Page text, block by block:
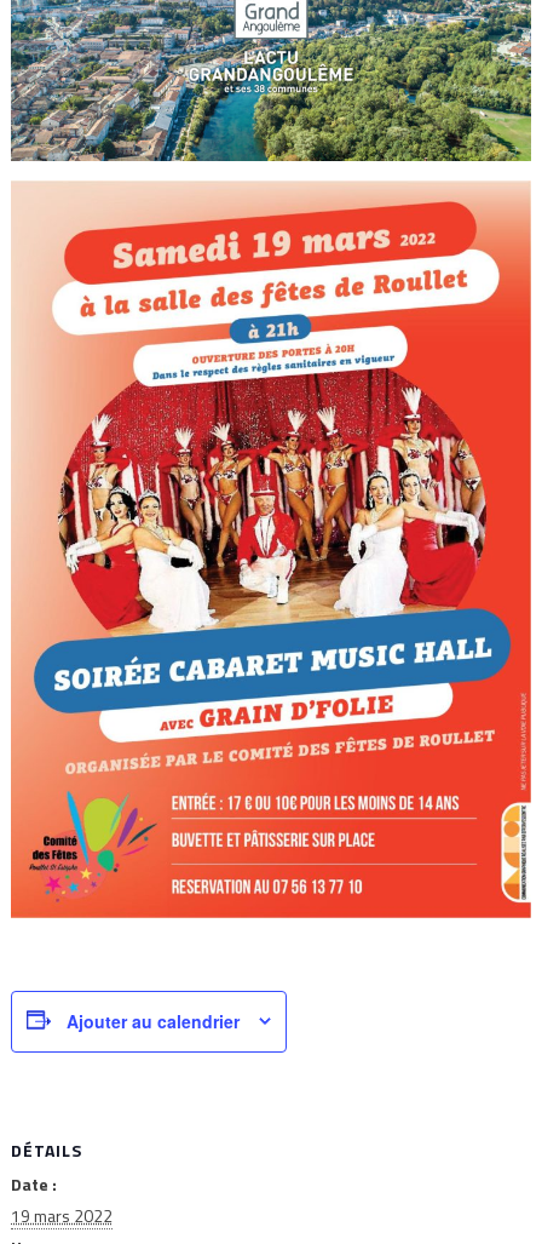
Ajouter au calendrier
DÉTAILS
Date :
19 mars 2022